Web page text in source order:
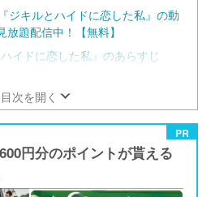
ジキルとハイドに恋した私』の動
題配信中！【無料】
イドに恋した私』のあらすじ
目次を開く
PR
円分のポイントが貰える